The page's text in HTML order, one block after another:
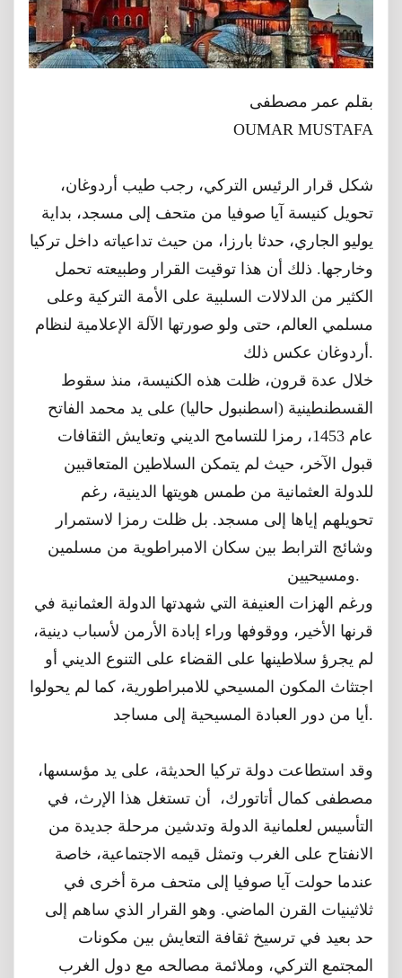
بقلم عمر مصطفى
OUMAR MUSTAFA
شكل قرار الرئيس التركي، رجب طيب أردوغان،
تحويل كنيسة آيا صوفيا من متحف إلى مسجد، بداية
يوليو الجاري، حدثا بارزا، من حيث تداعياته داخل تركيا
وخارجها. ذلك أن هذا توقيت القرار وطبيعته تحمل
الكثير من الدلالات السلبية على الأمة التركية وعلى
مسلمي العالم، حتى ولو صورتها الآلة الإعلامية لنظام
أردوغان عكس ذلك.
خلال عدة قرون، ظلت هذه الكنيسة، منذ سقوط
القسطنطينية (اسطنبول حاليا) على يد محمد الفاتح
عام 1453، رمزا للتسامح الديني وتعايش الثقافات
قبول الآخر، حيث لم يتمكن السلاطين المتعاقبين
للدولة العثمانية من طمس هويتها الدينية، رغم
تحويلهم إياها إلى مسجد. بل ظلت رمزا لاستمرار
وشائج الترابط بين سكان الامبراطوية من مسلمين
ومسيحيين.
ورغم الهزات العنيفة التي شهدتها الدولة العثمانية في
قرنها الأخير، ووقوفها وراء إبادة الأرمن لأسباب دينية،
لم يجرؤ سلاطينها على القضاء على التنوع الديني أو
اجتثاث المكون المسيحي للامبراطورية، كما لم يحولوا
أيا من دور العبادة المسيحية إلى مساجد.
وقد استطاعت دولة تركيا الحديثة، على يد مؤسسها،
مصطفى كمال أتاتورك، أن تستغل هذا الإرث، في
التأسيس لعلمانية الدولة وتدشين مرحلة جديدة من
الانفتاح على الغرب وتمثل قيمه الاجتماعية، خاصة
عندما حولت آيا صوفيا إلى متحف مرة أخرى في
ثلاثينيات القرن الماضي. وهو القرار الذي ساهم إلى
حد بعيد في ترسيخ ثقافة التعايش بين مكونات
المجتمع التركي، وملائمة مصالحه مع دول الغرب